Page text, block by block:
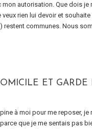
autorisation. Que dois je
rien lui devoir et
restent communes. Nous
ET GARDE
à moi pour me reposer, je
que je me sentais pas